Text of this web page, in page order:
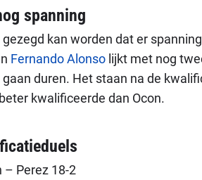
spanning
kan worden dat er
Fernando Alonsolijkt met nog
duren. Het staan na de
kwalificeerde dan Ocon.
– Perez 18-2